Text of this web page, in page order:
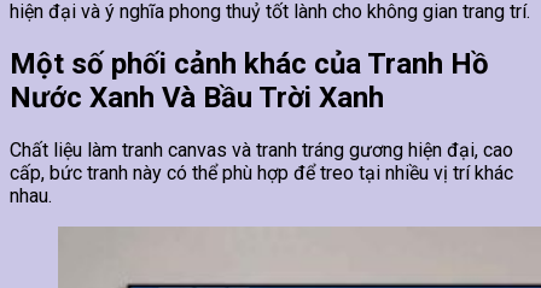
hiện đại và ý nghĩa phong thuỷ tốt lành cho không gian trang trí.
Một số phối cảnh khác của Tranh Hồ
Nước Xanh Và Bầu Trời Xanh
Chất liệu làm tranh canvas và tranh tráng gương hiện đại, cao
cấp, bức tranh này có thể phù hợp để treo tại nhiều vị trí khác
nhau.